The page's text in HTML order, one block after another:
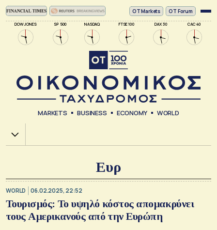
DOW JONES SP 500 NASDAQ FTSE 100 DAX 30 CAC 40
ΟΤ Markets OT Forum
MARKETS BUSINESS ECONOMY WORLD
Χ.Α.
Ευρ
WORLD 06.02.2025, 22:52
Τουρισμός: Το υψηλό κόστος απομακρύνει
τους Αμερικανούς από την Ευρώπη